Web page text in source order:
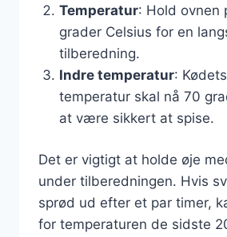
Temperatur: Hold ovnen
grader Celsius for en
tilberedning.
Indre temperatur:
temperatur skal nå 70
at være sikkert at spise.
Det er vigtigt at holde øje
under tilberedningen. Hvis
sprød ud efter et par timer,
for temperaturen de sidste